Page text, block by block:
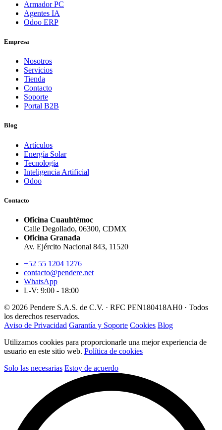
Armador PC
Agentes IA
Odoo ERP
Empresa
Nosotros
Servicios
Tienda
Contacto
Soporte
Portal B2B
Blog
Artículos
Energía Solar
Tecnología
Inteligencia Artificial
Odoo
Contacto
Oficina Cuauhtémoc
Calle Degollado, 06300, CDMX
Oficina Granada
Av. Ejército Nacional 843, 11520
+52 55 1204 1276
contacto@pendere.net
WhatsApp
L-V: 9:00 - 18:00
© 2026 Pendere S.A.S. de C.V. · RFC PEN180418AH0 · Todos
los derechos reservados.
Aviso de Privacidad Garantía y Soporte Cookies Blog
Utilizamos cookies para proporcionarle una mejor experiencia de
usuario en este sitio web. Política de cookies
Solo las necesarias Estoy de acuerdo